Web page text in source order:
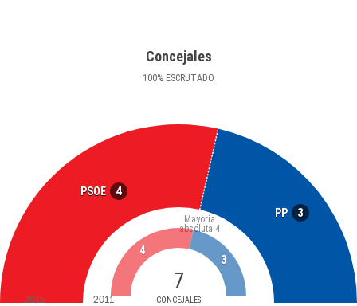
Concejales
100% ESCRUTADO
PSOE 4
PP 3
7
CONCEJALES
Mayoría
absoluta 4
4
3
2015 2011